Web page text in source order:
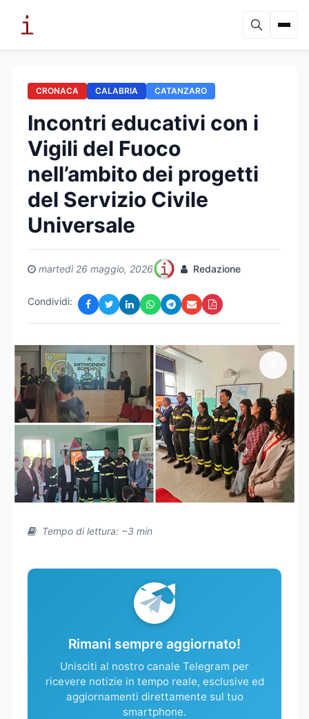
CRONACA CALABRIA CATANZARO
Incontri educativi con i
Vigili del Fuoco
nell’ambito dei progetti
del Servizio Civile
Universale
martedì 26 maggio, 2026 Redazione
Condividi:
Tempo di lettura: ~3 min
Rimani sempre aggiornato!
Unisciti al nostro canale Telegram per
ricevere notizie in tempo reale, esclusive ed
aggiornamenti direttamente sul tuo
smartphone.